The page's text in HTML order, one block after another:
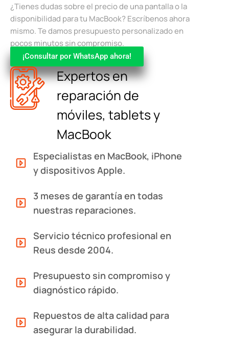
¿Tienes dudas sobre el precio de una pantalla o la
disponibilidad para tu MacBook? Escríbenos ahora
mismo. Te damos presupuesto personalizado en
pocos minutos sin compromiso.
¡Consultar por WhatsApp ahora!
Expertos en
reparación de
móviles, tablets y
MacBook
Especialistas en MacBook, iPhone
y dispositivos Apple.
3 meses de garantía en todas
nuestras reparaciones.
Servicio técnico profesional en
Reus desde 2004.
Presupuesto sin compromiso y
diagnóstico rápido.
Repuestos de alta calidad para
asegurar la durabilidad.